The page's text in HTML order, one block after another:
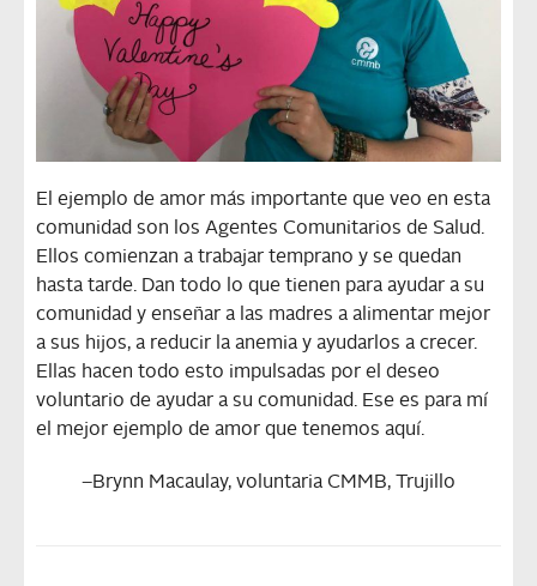
El ejemplo de amor más importante que veo en esta
comunidad son los Agentes Comunitarios de Salud.
Ellos comienzan a trabajar temprano y se quedan
hasta tarde. Dan todo lo que tienen para ayudar a su
comunidad y enseñar a las madres a alimentar mejor
a sus hijos, a reducir la anemia y ayudarlos a crecer.
Ellas hacen todo esto impulsadas por el deseo
voluntario de ayudar a su comunidad. Ese es para mí
el mejor ejemplo de amor que tenemos aquí.
–Brynn Macaulay, voluntaria CMMB, Trujillo